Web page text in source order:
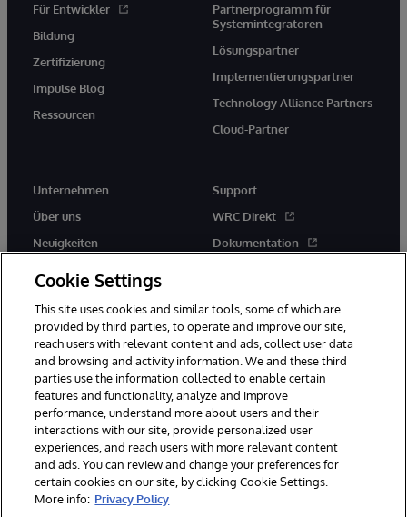
Für Entwickler
Bildung
Zertifizierung
Impulse Blog
Ressourcen
Partnerprogramm für
Systemintegratoren
Lösungspartner
Implementierungspartner
Technology Alliance Partners
Cloud-Partner
Unternehmen
Über uns
Neuigkeiten
Support
WRC Direkt
Dokumentation
© 1996-2026 InterSystems Corporation, Boston, MA. Alle Rechte
vorbehalten.
Mitteilungen/Geschäftsbedingungen
Erklärung zum Datenschutz
Geld-zurück-Garantie
Impressum Barrierefreiheit
Cookie Settings
This site uses cookies and similar tools, some of which are
provided by third parties, to operate and improve our site,
reach users with relevant content and ads, collect user data
and browsing and activity information. We and these third
parties use the information collected to enable certain
features and functionality, analyze and improve
performance, understand more about users and their
interactions with our site, provide personalized user
experiences, and reach users with more relevant content
and ads. You can review and change your preferences for
certain cookies on our site, by clicking Cookie Settings.
More info: Privacy Policy